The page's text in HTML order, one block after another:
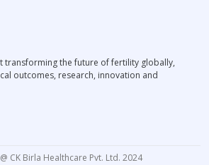
transforming the future of fertility globally,
outcomes, research, innovation and
CK Birla Healthcare Pvt. Ltd. 2024